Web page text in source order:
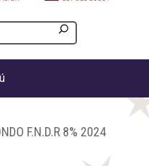
F.N.D.R 8% 2024